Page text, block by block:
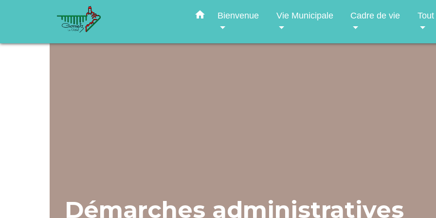
home Bienvenue Vie Municipale Cadre de vie
Démarches administratives